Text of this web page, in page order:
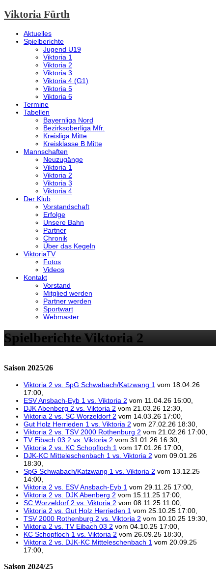
Viktoria Fürth
Aktuelles
Spielberichte
Jugend U19
Viktoria 1
Viktoria 2
Viktoria 3
Viktoria 4 (G1)
Viktoria 5
Viktoria 6
Termine
Tabellen
Bayernliga Nord
Bezirksoberliga Mfr.
Kreisliga Mitte
Kreisklasse B Mitte
Mannschaften
Neuzugänge
Viktoria 1
Viktoria 2
Viktoria 3
Viktoria 4
Der Klub
Vorstandschaft
Erfolge
Unsere Bahn
Partner
Chronik
Über das Kegeln
ViktoriaTV
Fotos
Videos
Kontakt
Vorstand
Mitglied werden
Partner werden
Sportwart
Webmaster
Spielberichte Viktoria 2
Saison 2025/26
Viktoria 2 vs. SpG Schwabach/Katzwang 1 vom 18.04.26
17:00,
ESV Ansbach-Eyb 1 vs. Viktoria 2 vom 11.04.26 16:00,
DJK Abenberg 2 vs. Viktoria 2 vom 21.03.26 12:30,
Viktoria 2 vs. SC Worzeldorf 2 vom 14.03.26 17:00,
Gut Holz Herrieden 1 vs. Viktoria 2 vom 27.02.26 18:30,
Viktoria 2 vs. TSV 2000 Rothenburg 2 vom 21.02.26 17:00,
TV Eibach 03 2 vs. Viktoria 2 vom 31.01.26 16:30,
Viktoria 2 vs. KC Schopfloch 1 vom 17.01.26 17:00,
DJK-KC Mitteleschenbach 1 vs. Viktoria 2 vom 09.01.26
18:30,
SpG Schwabach/Katzwang 1 vs. Viktoria 2 vom 13.12.25
14:00,
Viktoria 2 vs. ESV Ansbach-Eyb 1 vom 29.11.25 17:00,
Viktoria 2 vs. DJK Abenberg 2 vom 15.11.25 17:00,
SC Worzeldorf 2 vs. Viktoria 2 vom 08.11.25 11:00,
Viktoria 2 vs. Gut Holz Herrieden 1 vom 25.10.25 17:00,
TSV 2000 Rothenburg 2 vs. Viktoria 2 vom 10.10.25 19:30,
Viktoria 2 vs. TV Eibach 03 2 vom 04.10.25 17:00,
KC Schopfloch 1 vs. Viktoria 2 vom 26.09.25 18:30,
Viktoria 2 vs. DJK-KC Mitteleschenbach 1 vom 20.09.25
17:00,
Saison 2024/25